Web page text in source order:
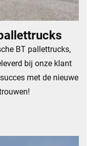
BT pallettrucks,
bij onze klant
met de nieuwe